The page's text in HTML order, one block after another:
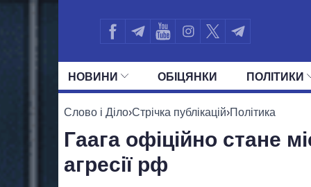
НОВИНИ ОБIЦЯНКИ ПОЛIТИКИ
УСІ ПОЛІТИКИ ПРЕЗИДЕНТ І ОФІС
Слово і Діло›Стрічка публікацій›Політика
Гаага офіційно стане
агресії рф